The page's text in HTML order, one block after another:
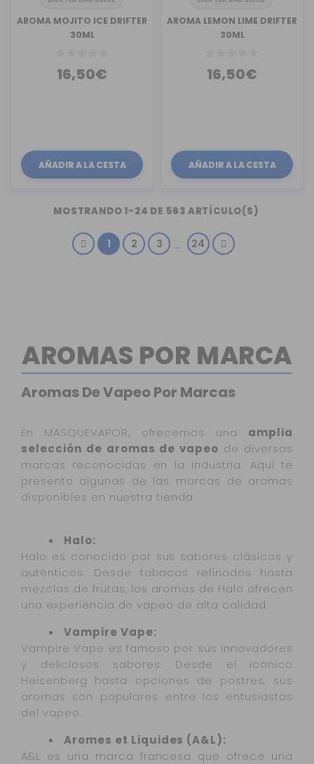
AROMA MOJITO ICE DRIFTER
30ML
16,50€
AÑADIR A LA CESTA
AROMA LEMON LIME DRIFTER
30ML
16,50€
AÑADIR A LA CESTA
MOSTRANDO 1-24 DE 563 ARTÍCULO(S)
1 2 3 … 24
AROMAS POR MARCA
Aromas De Vapeo Por Marcas
En MASQUEVAPOR, ofrecemos una amplia
selección de aromas de vapeo de diversas
marcas reconocidas en la industria. Aquí te
presento algunas de las marcas de aromas
disponibles en nuestra tienda:
Halo:
Halo es conocido por sus sabores clásicos y
auténticos. Desde tabacos refinados hasta
mezclas de frutas, los aromas de Halo ofrecen
una experiencia de vapeo de alta calidad.
Vampire Vape:
Vampire Vape es famoso por sus innovadores
y deliciosos sabores. Desde el icónico
Heisenberg hasta opciones de postres, sus
aromas son populares entre los entusiastas
del vapeo.
Aromes et Liquides (A&L):
A&L es una marca francesa que ofrece una